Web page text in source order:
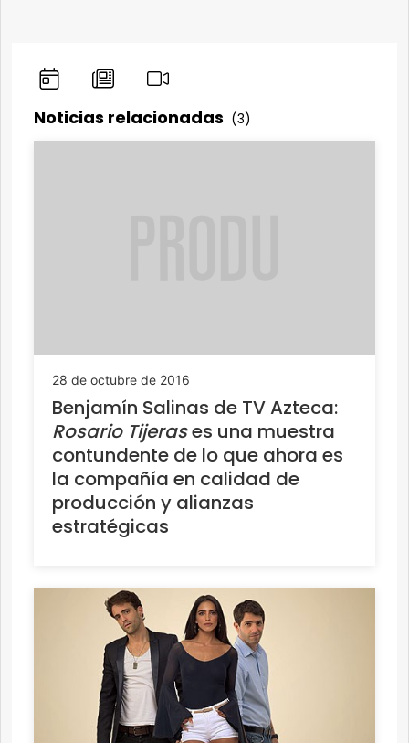
Noticias relacionadas (3)
28 de octubre de 2016
Benjamín Salinas de TV Azteca:
Rosario Tijerases una muestra
contundente de lo que ahora es
la compañía en calidad de
producción y alianzas
estratégicas